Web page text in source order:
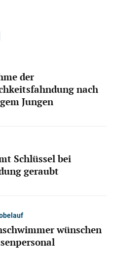
der
nach
Jungen
Schlüssel bei
geraubt
wünschen